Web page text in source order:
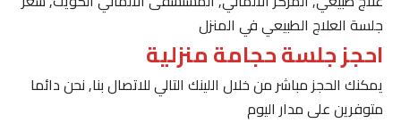
جلسة العلاج الطبيعي في المنزل
احجز جلسة حجامة منزلية
يمكنك الحجز مباشر من خلال اللينك التالي للاتصال بنا, نحن دائما
متوفرين على مدار اليوم